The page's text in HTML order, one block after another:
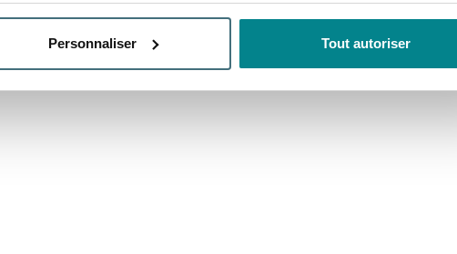
Personnaliser Tout autoriser